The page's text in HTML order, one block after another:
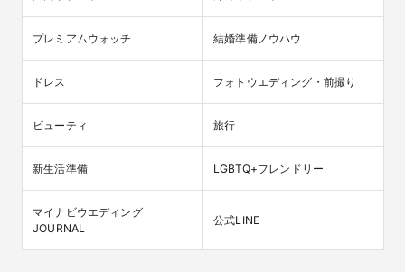
プレミアムウォッチ 結婚準備ノウハウ
ドレス フォトウエディング・前撮り
ビューティ 旅行
新生活準備 LGBTQ+フレンドリー
マイナビウエディング
JOURNAL
公式LINE